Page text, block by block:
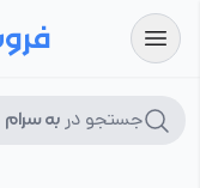
جستجو در به سرام